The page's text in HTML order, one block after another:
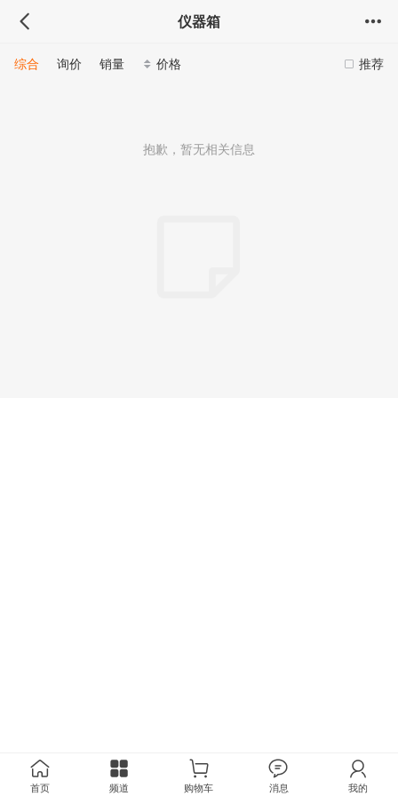
仪器箱
推荐
综合 询价 销量 价格
抱歉，暂无相关信息
首页 频道 购物车 消息 我的